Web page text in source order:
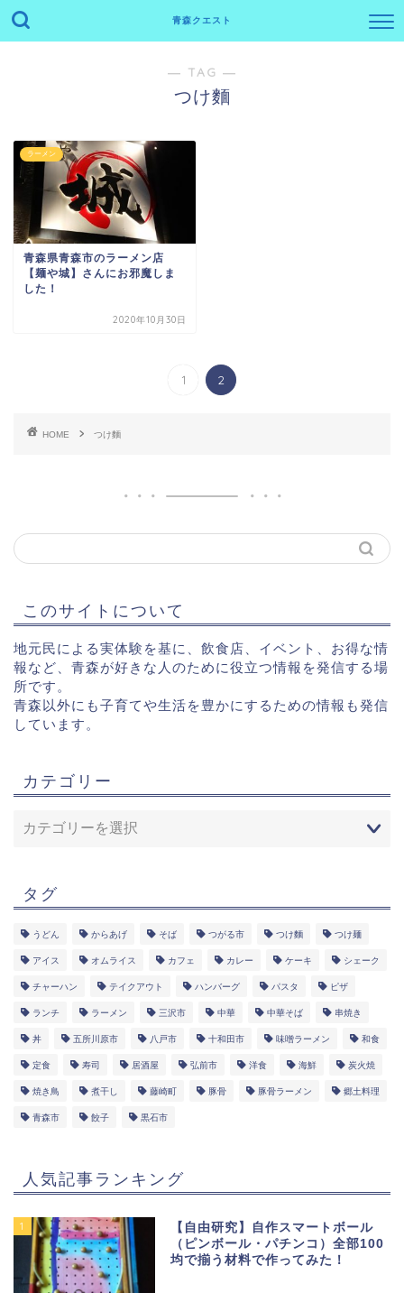
青森クエスト
― TAG ―
つけ麵
ラーメン
青森県青森市のラーメン店
【麺や城】さんにお邪魔しま
した！
2020年10月30日
1 2
HOME つけ麵
このサイトについて
地元民による実体験を基に、飲食店、イベント、お得な情
報など、青森が好きな人のために役立つ情報を発信する場
所です。
青森以外にも子育てや生活を豊かにするための情報も発信
しています。
カテゴリー
タグ
うどん からあげ そば つがる市 つけ麵 つけ麺
アイス オムライス カフェ カレー ケーキ シェーク
チャーハン テイクアウト ハンバーグ パスタ ピザ
ランチ ラーメン 三沢市 中華 中華そば 串焼き
丼 五所川原市 八戸市 十和田市 味噌ラーメン 和食
定食 寿司 居酒屋 弘前市 洋食 海鮮 炭火焼
焼き鳥 煮干し 藤崎町 豚骨 豚骨ラーメン 郷土料理
青森市 餃子 黒石市
人気記事ランキング
1
【自由研究】自作スマートボール
（ピンボール・パチンコ）全部100
均で揃う材料で作ってみた！